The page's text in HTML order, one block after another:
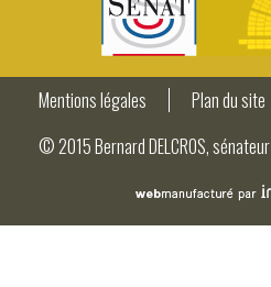
Mentions légales
Plan du site
© 2015 Bernard DELCROS, sénateur